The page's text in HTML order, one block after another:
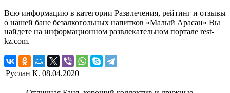
Всю информацию в категории Развлечения, рейтинг и отзывы
о нашей бане безалкогольных напитков «Малый Арасан» Вы
найдете на информационном развлекательном портале rest-
kz.com.
Руслан К. 08.04.2020